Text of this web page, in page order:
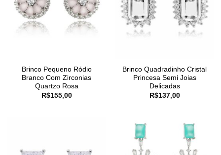
Brinco Pequeno Ródio
Branco Com Zirconias
Quartzo Rosa
R$155,00
Brinco Quadradinho Cristal
Princesa Semi Joias
Delicadas
R$137,00